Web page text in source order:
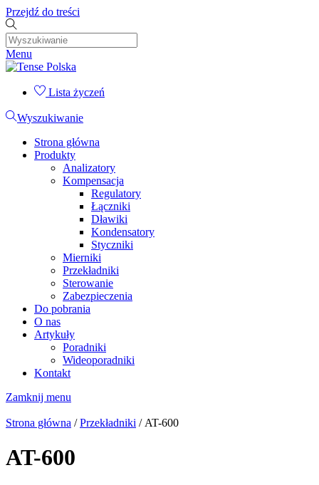
Przejdź do treści
Menu
Lista życzeń
Wyszukiwanie
Strona główna
Produkty
Analizatory
Kompensacja
Regulatory
Łączniki
Dławiki
Kondensatory
Styczniki
Mierniki
Przekładniki
Sterowanie
Zabezpieczenia
Do pobrania
O nas
Artykuły
Poradniki
Wideoporadniki
Kontakt
Zamknij menu
Strona główna /Przekładniki / AT-600
AT-600